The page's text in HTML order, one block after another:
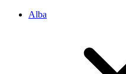
Alba